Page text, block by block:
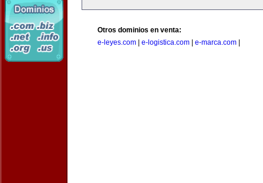
Otros dominios en venta:
e-leyes.com
e-logistica.com e-marca.com